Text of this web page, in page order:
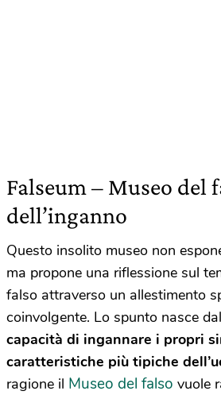
Falseum – Museo del
dell’inganno
Questo insolito museo non
ma propone una riflessione sul
falso attraverso un allestimento
coinvolgente. Lo spunto nasce
capacità di ingannare i propri
caratteristiche più tipiche
ragione il Museo del falso vuole